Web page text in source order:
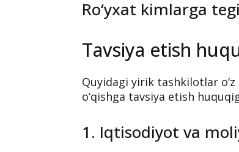
Bu imtiyozli imkoniyat
tabaqalashtirilgan to‘lov-
Ro‘yxat kimlarga
Tavsiya etish